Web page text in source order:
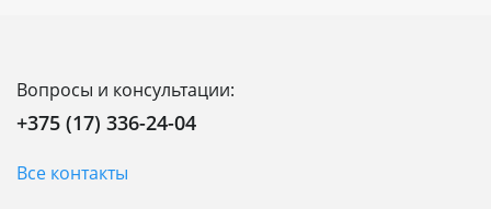
Вопросы и консультации:
+375 (17) 336-24-04
Все контакты